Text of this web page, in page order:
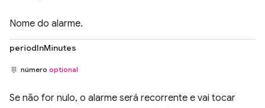
Nome do alarme.
periodInMinutes
número optional
Se não for nulo, o alarme será recorrente e vai tocar